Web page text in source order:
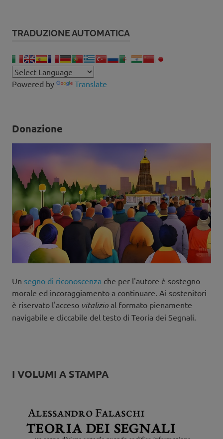
TRADUZIONE AUTOMATICA
Powered by Translate
Donazione
Un segno di riconoscenza che per l'autore è sostegno
morale ed incoraggiamento a continuare. Ai sostenitori
è riservato l'acceso vitalizio al formato pienamente
navigabile e cliccabile del testo di Teoria dei Segnali.
I VOLUMI A STAMPA